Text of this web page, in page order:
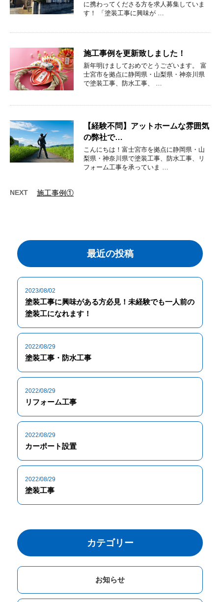
に携わってくださる方を求人募集していま
す！ 「塗装工事に興味が …
施工事例を更新致しました！
新年明けましておめでとうございます。 富
士宮市を拠点に静岡県・山梨県・神奈川県
で塗装工事、防水工事、 …
【経験不問】アットホームな雰囲気
の弊社で…
こんにちは！富士宮市を拠点に静岡県・山
梨県・神奈川県で塗装工事、防水工事、リ
フォーム工事を承っていま …
NEXT 施工事例①
最近の投稿
2023/08/02
塗装工事に興味がある方必見！未経験でも一人前の
塗装工になれます！
2022/08/29
塗装工事・防水工事
2022/08/29
リフォーム工事
2022/08/29
カーポート設置
2022/08/29
塗装工事
カテゴリー
お知らせ